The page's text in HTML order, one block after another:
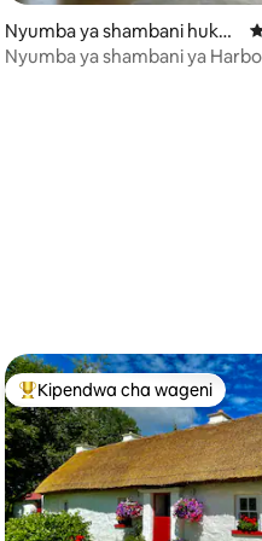
wa 4.99 kati ya 5,
Nyumba ya shambani huko
Ballintoy
Nyumba ya shambani ya
Kipendwa maarufu cha
Kipendwa cha wageni